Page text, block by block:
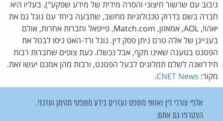
גיבוב עם שרשור חיצוני והסרה מידית של מידע שפקע"). בעליו היא
חברה בשם בדרוק טכנולוגיות מחשב, שתבעה ביחד עם גוגל גם את
יאהו!, AOL, אמאזון, Match.com, פייפאל וחברות אחרות, אולם
בעניינן של אלה טרם ניתן פסק דין. גוגל ורד-האט ניסו לבטל את
הפטנט בטענה שאינו תקף, אבל נכשלו. כעת צופים שחברות רבות
תידרשנה לשלם תמלוגים לבעל הפטנט, ורבות מהן אמנם יעשו זאת.
מקור: CNET News
.
אלפי עורכי דין ואנשי משפט נעזרים בידע משפטי מהימן ועדכני.
הצטרפו גם אתם: